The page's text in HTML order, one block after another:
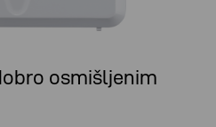
osmišljenim